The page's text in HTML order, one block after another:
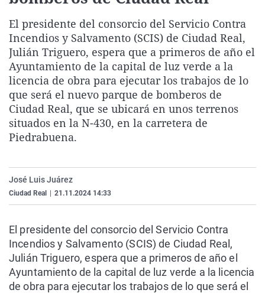
Gente viajera
Como el perro y el
Retornados
Equipo de
Operación Viuda
Galicia
La Rioja
Navarra
País Vasco
Televisión
Elecciones
El presidente del consorcio del Servicio Contra
Incendios y Salvamento (SCIS) de Ciudad Real,
Julián Triguero, espera que a primeros de año el
Ayuntamiento de la capital de luz verde a la
licencia de obra para ejecutar los trabajos de lo
que será el nuevo parque de bomberos de
Ciudad Real, que se ubicará en unos terrenos
situados en la N-430, en la carretera de
Piedrabuena.
José Luis Juárez
Ciudad Real 21.11.2024 14:33
El presidente del consorcio del Servicio Contra
Incendios y Salvamento (SCIS) de Ciudad Real,
Julián Triguero, espera que a primeros de año el
Ayuntamiento de la capital de luz verde a la licencia
de obra para ejecutar los trabajos de lo que será el